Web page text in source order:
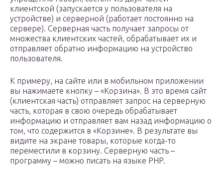
клиентской (запускается у пользователя на
устройстве) и серверной (работает постоянно на
сервере). Серверная часть получает запросы от
множества клиентских частей, обрабатывает их и
отправляет обратно информацию на устройство
пользователя.
К примеру, на сайте или в мобильном приложении
вы нажимаете кнопку – «Корзина». В это время сайт
(клиентская часть) отправляет запрос на серверную
часть, которая в свою очередь обрабатывает
информацию и отправляет вам назад информацию о
том, что содержится в «Корзине». В результате вы
видите на экране товары, которые когда-то
переместили в корзину. Серверную часть –
программу – можно писать на языке PHP.